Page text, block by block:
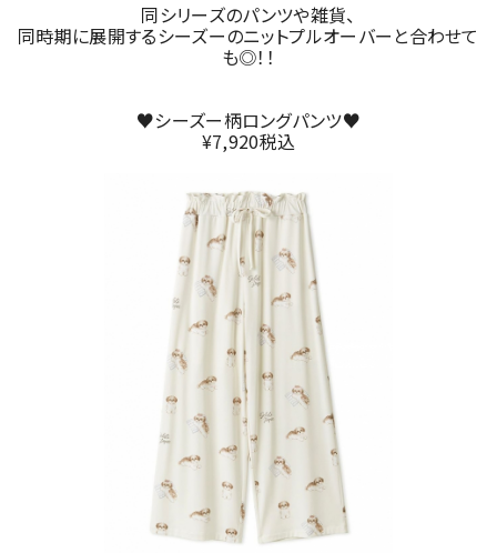
同シリーズのパンツや雑貨、
同時期に展開するシーズーのニットプルオーバーと合わせて
も◎！！
♥シーズー柄ロングパンツ♥
¥7,920税込